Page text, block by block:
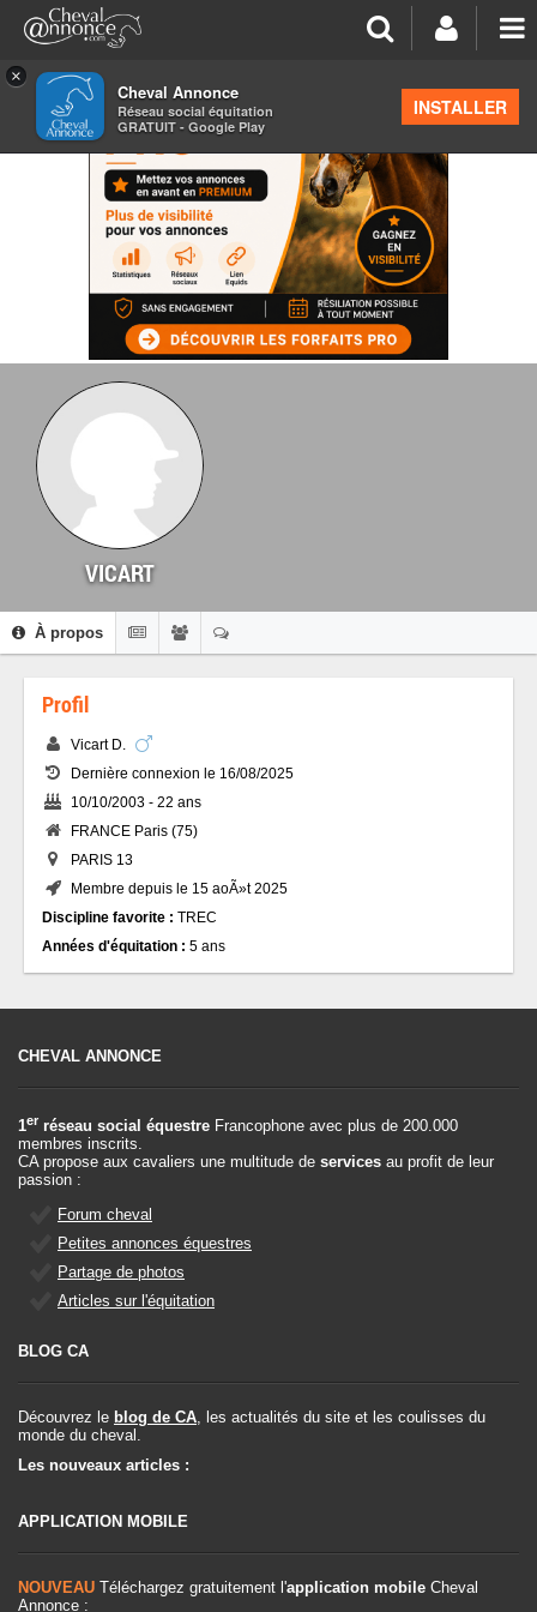
×
Cheval Annonce
Réseau social équitation
GRATUIT - Google Play
INSTALLER
VICART
À propos
Profil
Vicart D.
Dernière connexion le 16/08/2025
10/10/2003 - 22 ans
FRANCE Paris (75)
PARIS 13
Membre depuis le 15 aoÃ»t 2025
Discipline favorite : TREC
Années d'équitation : 5 ans
CHEVAL ANNONCE
1er réseau social équestre Francophone avec plus de 200.000
membres inscrits.
CA propose aux cavaliers une multitude de services au profit de leur
passion :
Forum cheval
Petites annonces équestres
Partage de photos
Articles sur l'équitation
BLOG CA
Découvrez le blog de CA, les actualités du site et les coulisses du
monde du cheval.
Les nouveaux articles :
APPLICATION MOBILE
NOUVEAU Téléchargez gratuitement l'application mobile Cheval
Annonce :